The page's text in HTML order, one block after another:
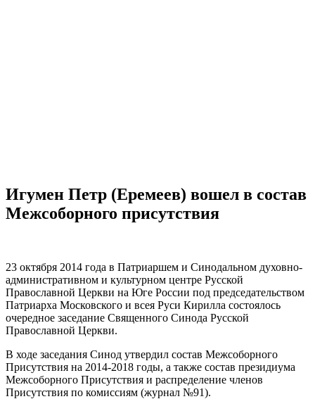
Игумен Петр (Еремеев) вошел в состав
Межсоборного присутствия
23 октября 2014 года в Патриаршем и Синодальном духовно-
административном и культурном центре Русской
Православной Церкви на Юге России под председательством
Патриарха Московского и всея Руси Кирилла состоялось
очередное заседание Священного Синода Русской
Православной Церкви.
В ходе заседания Синод утвердил состав Межсоборного
Присутствия на 2014-2018 годы, а также состав президиума
Межсоборного Присутствия и распределение членов
Присутствия по комиссиям (журнал №91).